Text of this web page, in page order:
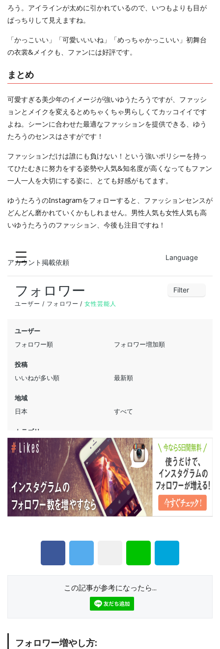
ろう。アイラインが太めに引かれているので、いつもよりも目が
ぱっちりして見えますね。
「かっこいい」「可愛いいいね」「めっちゃかっこいい」初舞台
の衣裳&メイクも、ファンには好評です。
まとめ
可愛すぎる美少年のイメージが強いゆうたろうですが、ファッシ
ョンとメイクを変えるとめちゃくちゃ男らしくてカッコイイです
よね。シーンに合わせた最適なファッションを提供できる、ゆう
たろうのセンスはさすがです！
ファッションだけは誰にも負けない！という強いポリシーを持っ
てひたむきに努力をする姿勢や人気&知名度が高くなってもファン
一人一人を大切にする姿に、とても好感がもてます。
ゆうたろうのInstagramをフォローすると、ファッションセンスが
どんどん磨かれていくかもしれません。男性人気も女性人気も高
いゆうたろうのファッション、今後も注目ですね！
この記事が参考になったら...
フォロワー増やし方: